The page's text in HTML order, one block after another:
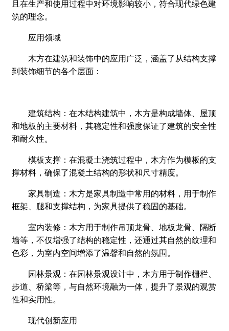
且在生产和使用过程中对环境影响较小，符合现代绿色建
筑的理念。
应用领域
木方在建筑和装饰中的应用广泛，涵盖了从结构支撑
到装饰细节的各个层面：
建筑结构：在木结构建筑中，木方是构成墙体、屋顶
和地板的主要材料，其稳定性和强度保证了建筑的安全性
和耐久性。
模板支撑：在混凝土浇筑过程中，木方作为模板的支
撑材料，确保了混凝土结构的形状和尺寸精度。
家具制造：木方是家具制造中常用的材料，用于制作
框架、腿和支撑结构，为家具提供了稳固的基础。
室内装修：木方用于制作吊顶龙骨、地板龙骨、隔断
墙等，不仅增强了结构的稳定性，还通过其自然的纹理和
色彩，为室内空间增添了温馨和自然的氛围。
园林景观：在园林景观设计中，木方用于制作栅栏、
步道、桥梁等，与自然环境融为一体，提升了景观的观赏
性和实用性。
现代创新应用